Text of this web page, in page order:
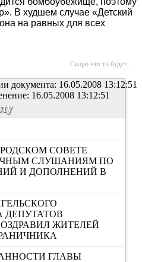
В худшем случае «Детский
на равных для всех
Скоро что то будет...
документа: 16.05.2008 13:12:51
16.05.2008 13:12:51
СОВЕТЕ
СЛУШАНИЯМ ПО
И ДОПОЛНЕНИЙ В
ДЕПУТАТОВ
ЖИТЕЛЕЙ
ГЛАВЫ